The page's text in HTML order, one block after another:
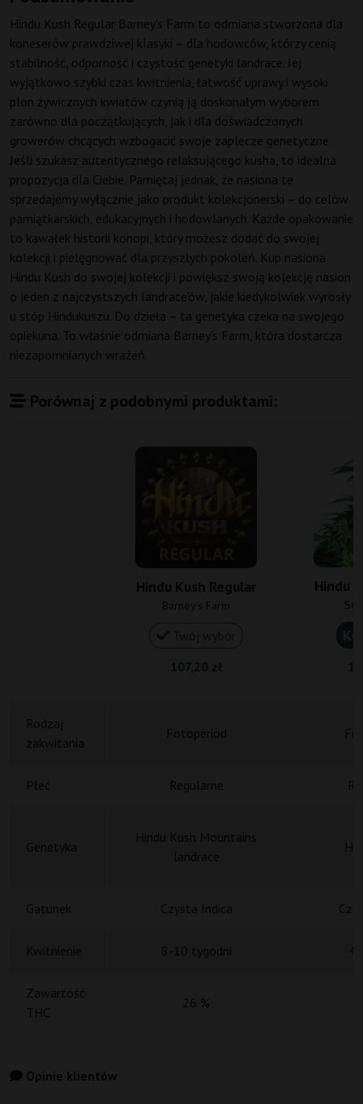
Hindu Kush Regular Barney's Farm to odmiana stworzona dla
koneserów prawdziwej klasyki – dla hodowców, którzy cenią
stabilność, odporność i czystość genetyki landrace. Jej
wyjątkowo szybki czas kwitnienia, łatwość uprawy i wysoki
plon żywicznych kwiatów czynią ją doskonałym wyborem
zarówno dla początkujących, jak i dla doświadczonych
growerów chcących wzbogacić swoje zaplecze genetyczne.
Jeśli szukasz autentycznego relaksującego kusha, to idealna
propozycja dla Ciebie. Pamiętaj jednak, że nasiona te
sprzedajemy wyłącznie jako produkt kolekcjonerski – do celów
pamiątkarskich, edukacyjnych i hodowlanych. Każde opakowanie
to kawałek historii konopi, który możesz dodać do swojej
kolekcji i pielęgnować dla przyszłych pokoleń. Kup nasiona
Hindu Kush do swojej kolekcji i powiększ swoją kolekcję nasion
o jeden z najczystszych landrace'ów, jakie kiedykolwiek wyrosły
u stóp Hindukuszu. Do dzieła – ta genetyka czeka na swojego
opiekuna. To właśnie odmiana Barney's Farm, która dostarcza
niezapomnianych wrażeń.
Porównaj z podobnymi produktami:
Hindu Kush Regular
Barney's Farm
Hindu
Płeć Regularne
Gatunek Czysta Indica
Zawartość
THC
26 %
Opinie klientów